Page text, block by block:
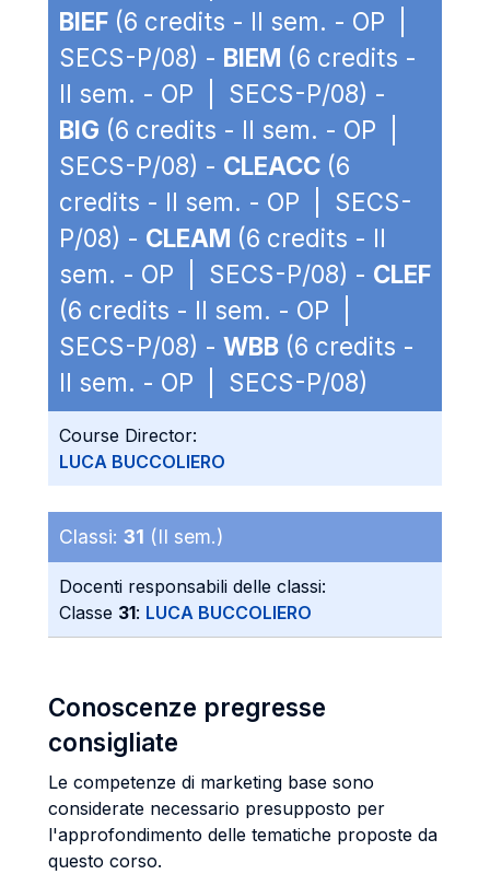
BIEF (6 credits - II sem. - OP |
SECS-P/08) - BIEM (6 credits -
II sem. - OP | SECS-P/08) -
BIG (6 credits - II sem. - OP |
SECS-P/08) - CLEACC (6
credits - II sem. - OP | SECS-
P/08) - CLEAM (6 credits - II
sem. - OP | SECS-P/08) - CLEF
(6 credits - II sem. - OP |
SECS-P/08) - WBB (6 credits -
II sem. - OP | SECS-P/08)
Course Director:
LUCA BUCCOLIERO
Classi: 31 (II sem.)
Docenti responsabili delle classi:
Classe 31: LUCA BUCCOLIERO
Conoscenze pregresse
consigliate
Le competenze di marketing base sono
considerate necessario presupposto per
l'approfondimento delle tematiche proposte da
questo corso.